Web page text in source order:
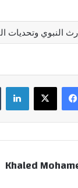
النبوي وتحديات
فيسبوك ‫X لينكدإن
Khaled